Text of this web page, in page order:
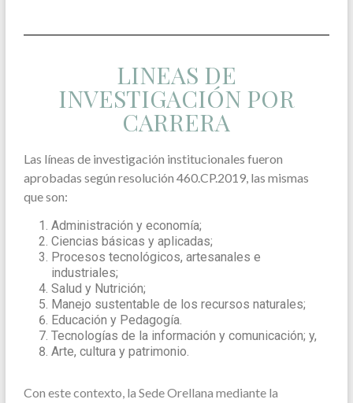
LINEAS DE
INVESTIGACIÓN POR
CARRERA
Las líneas de investigación institucionales fueron
aprobadas según resolución 460.CP.2019, las mismas
que son:
Administración y economía;
Ciencias básicas y aplicadas;
Procesos tecnológicos, artesanales e
industriales;
Salud y Nutrición;
Manejo sustentable de los recursos naturales;
Educación y Pedagogía.
Tecnologías de la información y comunicación; y,
Arte, cultura y patrimonio.
Con este contexto, la Sede Orellana mediante la